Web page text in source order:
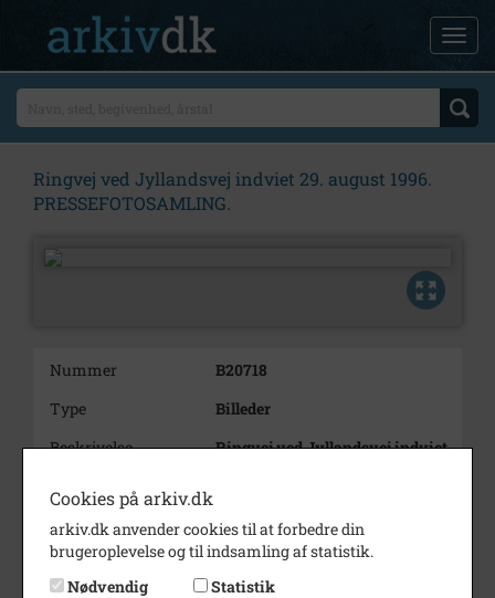
Ringvej ved Jyllandsvej indviet 29. august 1996.
PRESSEFOTOSAMLING.
Nummer
B20718
Type
Billeder
Beskrivelse
Ringvej ved Jyllandsvej indviet
Stiftstidende er rettighedshaver.
Årstal
Cookies på arkiv.dk
arkiv.dk anvender cookies til at forbedre din
brugeroplevelse og til indsamling af statistik.
Nødvendig
Statistik